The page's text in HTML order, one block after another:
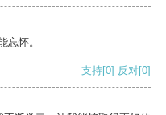
忘怀。
支持[0] 反对[0]